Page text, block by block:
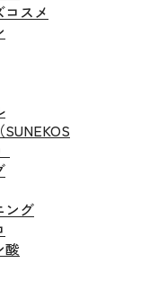
コスメ
ング
酸